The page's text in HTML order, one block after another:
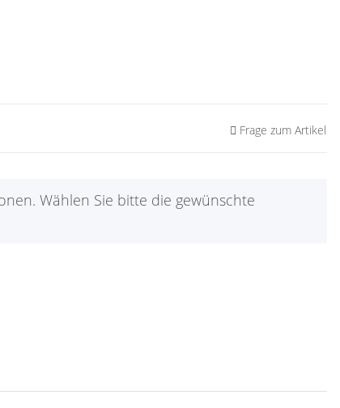
Frage zum Artikel
Wählen Sie bitte die gewünschte